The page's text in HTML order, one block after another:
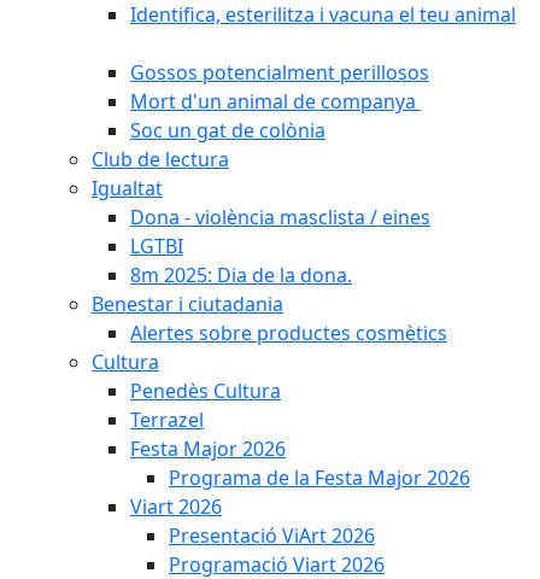
Identifica, esterilitza i vacuna el teu animal
Gossos potencialment perillosos
Mort d'un animal de companya
Soc un gat de colònia
Club de lectura
Igualtat
Dona - violència masclista / eines
LGTBI
8m 2025: Dia de la dona.
Benestar i ciutadania
Alertes sobre productes cosmètics
Cultura
Penedès Cultura
Terrazel
Festa Major 2026
Programa de la Festa Major 2026
Viart 2026
Presentació ViArt 2026
Programació Viart 2026